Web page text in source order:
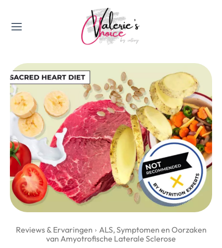
Valerie's Topics
Travel & Culture
Food & Drinks
Happyness & Opmerkelijk
Lifestyle, Sport & Duurzaamheid
Gadgets & Tech
Top 5 van Valerie
Health & Beauty
Huis & Tuin
Nieuws & Media
Over Valerie
Reviews & Ervaringen
ALS, Symptomen en Oorzaken
van Amyotrofische Laterale Sclerose